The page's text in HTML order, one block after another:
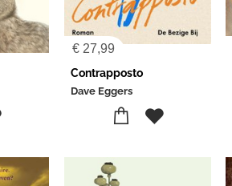
€27,99
Contrapposto
Dave Eggers